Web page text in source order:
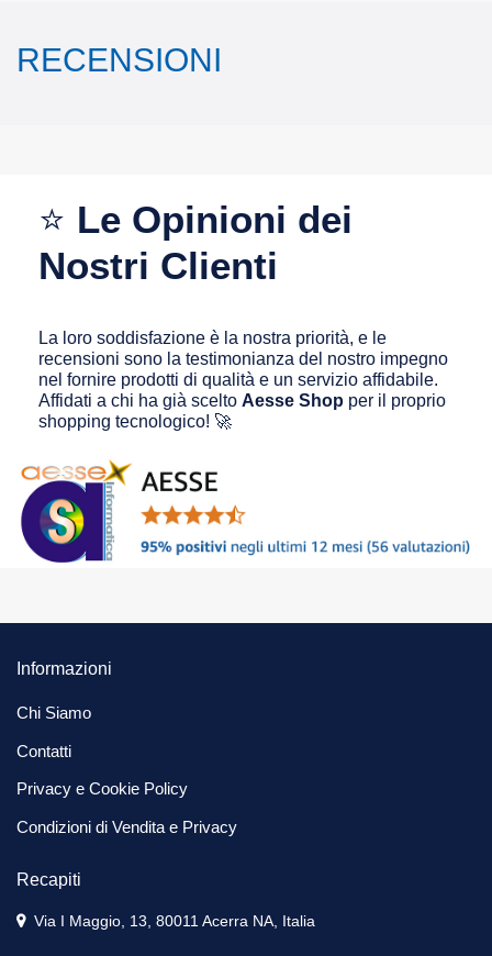
RECENSIONI
⭐ Le Opinioni dei
Nostri Clienti
La loro soddisfazione è la nostra priorità, e le
recensioni sono la testimonianza del nostro impegno
nel fornire prodotti di qualità e un servizio affidabile.
Affidati a chi ha già scelto Aesse Shop per il proprio
shopping tecnologico! 🚀
Informazioni
Chi Siamo
Contatti
Privacy e Cookie Policy
Condizioni di Vendita e Privacy
Recapiti
Via I Maggio, 13, 80011 Acerra NA, Italia